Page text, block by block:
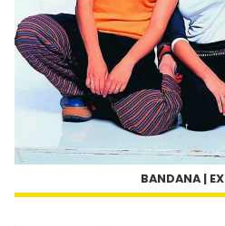
BANDANA |